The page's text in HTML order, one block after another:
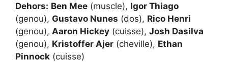
Dehors: Ben Mee (muscle), Igor Thiago
(genou), Gustavo Nunes (dos), Rico Henri
(genou), Aaron Hickey (cuisse), Josh Dasilva
(genou), Kristoffer Ajer (cheville), Ethan
Pinnock (cuisse)